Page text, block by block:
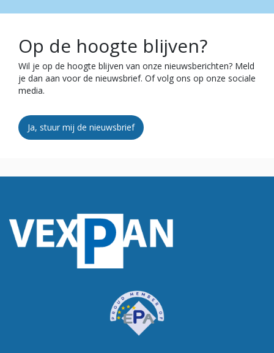
Op de hoogte blijven?
Wil je op de hoogte blijven van onze nieuwsberichten? Meld
je dan aan voor de nieuwsbrief. Of volg ons op onze sociale
media.
Ja, stuur mij de nieuwsbrief